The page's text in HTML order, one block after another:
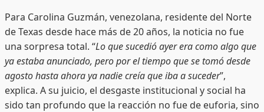
Para Carolina Guzmán, venezolana, residente del Norte
de Texas desde hace más de 20 años, la noticia no fue
una sorpresa total. “Lo que sucedió ayer era como algo que
ya estaba anunciado, pero por el tiempo que se tomó desde
agosto hasta ahora ya nadie creía que iba a suceder”,
explica. A su juicio, el desgaste institucional y social ha
sido tan profundo que la reacción no fue de euforia, sino